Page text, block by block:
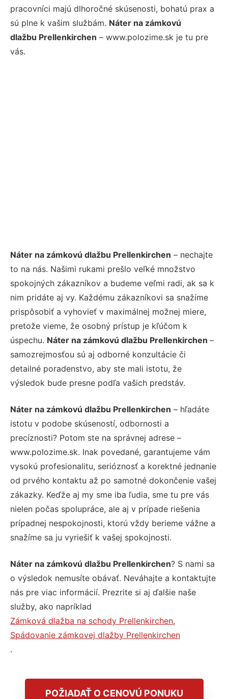
pracovníci majú dlhoročné skúsenosti, bohatú prax a
sú plne k vašim službám. Náter na zámkovú
dlažbu Prellenkirchen – www.polozime.sk je tu pre
vás.
Náter na zámkovú dlažbu Prellenkirchen – nechajte
to na nás. Našimi rukami prešlo veľké množstvo
spokojných zákazníkov a budeme veľmi radi, ak sa k
nim pridáte aj vy. Každému zákazníkovi sa snažíme
prispôsobiť a vyhovieť v maximálnej možnej miere,
pretože vieme, že osobný prístup je kľúčom k
úspechu. Náter na zámkovú dlažbu Prellenkirchen –
samozrejmosťou sú aj odborné konzultácie či
detailné poradenstvo, aby ste mali istotu, že
výsledok bude presne podľa vašich predstáv.
Náter na zámkovú dlažbu Prellenkirchen – hľadáte
istotu v podobe skúseností, odbornosti a
precíznosti? Potom ste na správnej adrese –
www.polozime.sk. Inak povedané, garantujeme vám
vysokú profesionalitu, serióznosť a korektné jednanie
od prvého kontaktu až po samotné dokončenie vašej
zákazky. Keďže aj my sme iba ľudia, sme tu pre vás
nielen počas spolupráce, ale aj v prípade riešenia
prípadnej nespokojnosti, ktorú vždy berieme vážne a
snažíme sa ju vyriešiť k vašej spokojnosti.
Náter na zámkovú dlažbu Prellenkirchen? S nami sa
o výsledok nemusíte obávať. Neváhajte a kontaktujte
nás pre viac informácií. Prezrite si aj ďalšie naše
služby, ako napríklad
Zámková dlažba na schody Prellenkirchen,
Spádovanie zámkovej dlažby Prellenkirchen
.
POŽIADAŤ O CENOVÚ PONUKU